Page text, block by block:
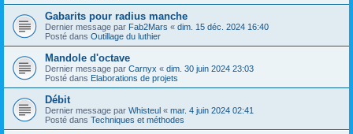
Gabarits pour radius manche
Dernier message par Fab2Mars « dim. 15 déc. 2024 16:40
Posté dans Outillage du luthier
Mandole d'octave
Dernier message par Carnyx « dim. 30 juin 2024 23:03
Posté dans Elaborations de projets
Débit
Dernier message par Whisteul « mar. 4 juin 2024 02:41
Posté dans Techniques et méthodes